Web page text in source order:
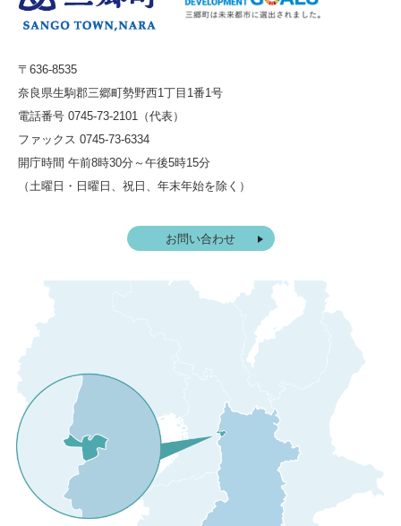
〒636-8535
奈良県生駒郡三郷町勢野西1丁目1番1号
電話番号 0745-73-2101（代表）
ファックス 0745-73-6334
開庁時間 午前8時30分～午後5時15分
（土曜日・日曜日、祝日、年末年始を除く）
お問い合わせ